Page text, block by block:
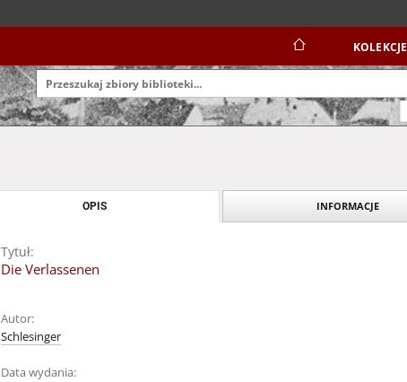
KOLEKCJE
OPIS INFORMACJE
Tytuł:
Die Verlassenen
Autor:
Schlesinger
Data wydania: